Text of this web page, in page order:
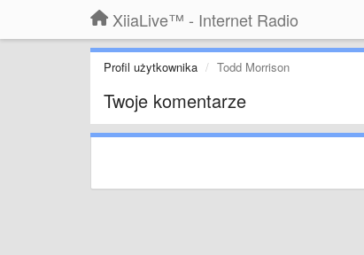
XiiaLive™ - Internet Radio
Profil użytkownika Todd Morrison
Twoje komentarze